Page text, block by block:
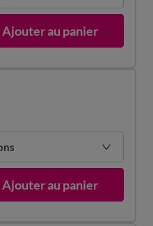
Ajouter au panier
Ajouter au panier